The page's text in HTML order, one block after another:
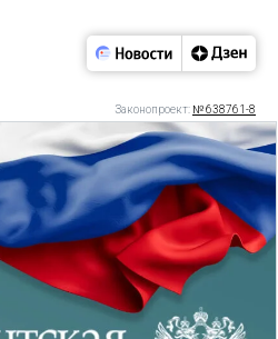
Законопроект: № 638761-8